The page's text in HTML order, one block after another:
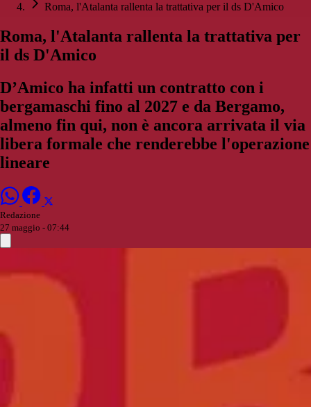
Roma, l'Atalanta rallenta la trattativa per il ds D'Amico
Roma, l'Atalanta rallenta la trattativa per
il ds D'Amico
D’Amico ha infatti un contratto con i
bergamaschi fino al 2027 e da Bergamo,
almeno fin qui, non è ancora arrivata il via
libera formale che renderebbe l'operazione
lineare
Redazione
27 maggio - 07:44